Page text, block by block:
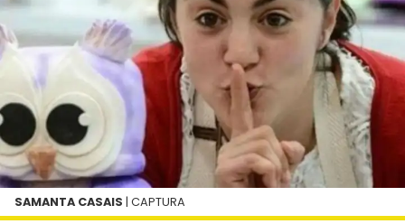
SAMANTA CASAIS | CAPTURA